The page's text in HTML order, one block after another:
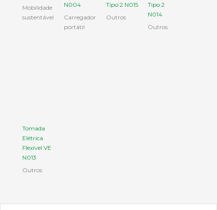
Mobilidade
sustentável
N004
Carregador
portátil
Tipo 2 N015
Outros
Tipo 2
N014
Outros
Tomada
Elétrica
Flexível VE
N013
Outros